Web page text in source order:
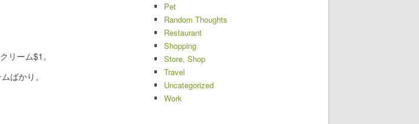
リーム$1。
ばかり。
Pet
Random Thoughts
Restaurant
Shopping
Store, Shop
Travel
Uncategorized
Work